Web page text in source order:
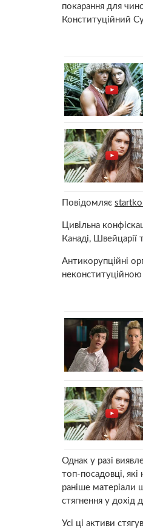
покарання для
Конституційний
Повідомляє
Цивільна
Канаді, Швейцарії
Антикорупційні
неконституційною
Однак у разі
топ-посадовці,
раніше матеріали
стягнення у дохід
Усі ці активи